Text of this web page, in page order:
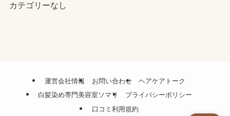
カテゴリーなし
運営会社情報 お問い合わせ
ヘアケアトーク
白髪染め専門美容室ソマリ
プライバシーポリシー
口コミ利用規約